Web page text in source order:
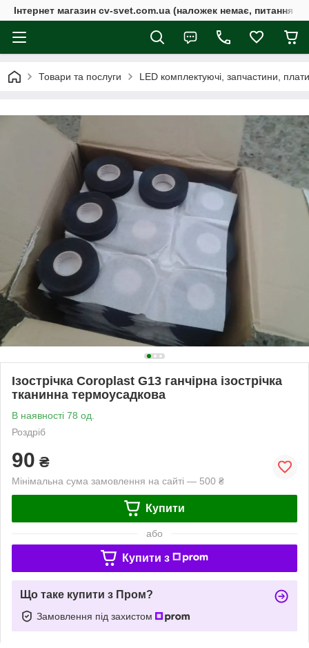
Інтернет магазин cv-svet.com.ua (наложек немає, питання у
Товари та послуги LED комплектуючі, запчастини,
Ізострічка Coroplast G13 ганчірна ізострічка
тканинна термоусадкова
В наявності 78 од.
Роздріб
90 ₴
Мінімальна сума замовлення на сайті — 500 ₴
Купити
або
Купити з
Що таке купити з Пром?
Замовлення під захистом